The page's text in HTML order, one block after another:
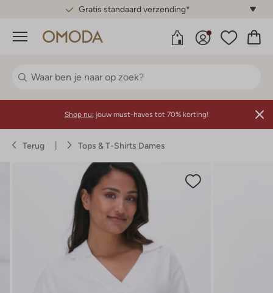
Gratis standaard verzending*
Menu
Shop nu: jouw must-haves tot 70% korting!
Terug Tops & T-Shirts Dames